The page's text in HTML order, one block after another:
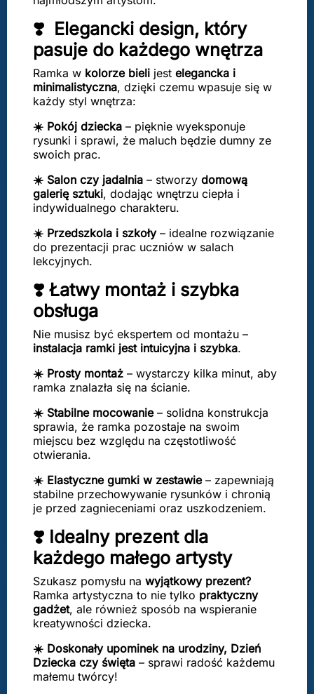
❣️ Elegancki design, który
pasuje do każdego wnętrza
Ramka w kolorze bieli jest elegancka i
minimalistyczna, dzięki czemu wpasuje się w
każdy styl wnętrza:
☀️ Pokój dziecka – pięknie wyeksponuje
rysunki i sprawi, że maluch będzie dumny ze
swoich prac.
☀️ Salon czy jadalnia – stworzy domową
galerię sztuki, dodając wnętrzu ciepła i
indywidualnego charakteru.
☀️ Przedszkola i szkoły– idealne rozwiązanie
do prezentacji prac uczniów w salach
lekcyjnych.
❣️ Łatwy montaż i szybka
obsługa
Nie musisz być ekspertem od montażu –
instalacja ramki jest intuicyjna i szybka.
☀️ Prosty montaż – wystarczy kilka minut, aby
ramka znalazła się na ścianie.
☀️ Stabilne mocowanie– solidna konstrukcja
sprawia, że ramka pozostaje na swoim
miejscu bez względu na częstotliwość
otwierania.
☀️ Elastyczne gumki w zestawie – zapewniają
stabilne przechowywanie rysunków i chronią
je przed zagnieceniami oraz uszkodzeniem.
❣️ Idealny prezent dla
każdego małego artysty
Szukasz pomysłu na wyjątkowy prezent?
Ramka artystyczna to nie tylko praktyczny
gadżet, ale również sposób na wspieranie
kreatywności dziecka.
☀️ Doskonały upominek na urodziny, Dzień
Dziecka czy święta – sprawi radość każdemu
małemu twórcy!